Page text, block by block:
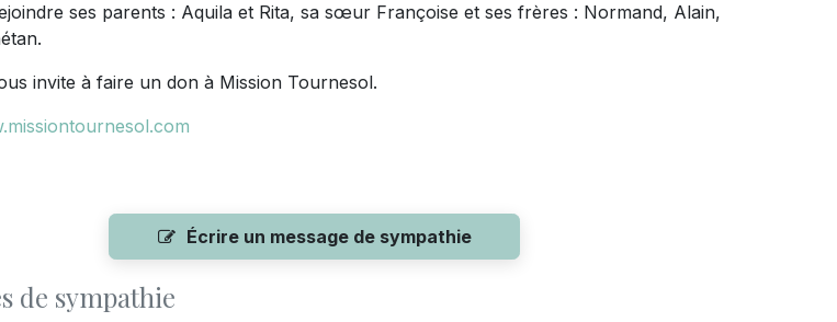
ses parents : Aquila et Rita, sa sœur Françoise et ses frères : Normand, Alain,
invite à faire un don à Mission Tournesol.
Écrire un message de sympathie
de sympathie